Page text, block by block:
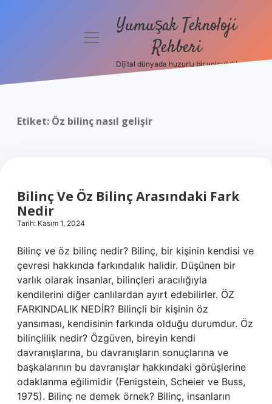
Politikası
menüyüYumuşak Teknoloji
Rehberi
Dijital dünyada huzurlu bir yolculuk!
Etiket: Öz bilinç nasıl gelişir
Bilinç Ve Öz Bilinç Arasındaki Fark
Nedir
Tarih: Kasım 1, 2024
Bilinç ve öz bilinç nedir? Bilinç, bir kişinin kendisi ve
çevresi hakkında farkındalık halidir. Düşünen bir
varlık olarak insanlar, bilinçleri aracılığıyla
kendilerini diğer canlılardan ayırt edebilirler. ÖZ
FARKINDALIK NEDİR? Bilinçli bir kişinin öz
yansıması, kendisinin farkında olduğu durumdur. Öz
bilinçlilik nedir? Özgüven, bireyin kendi
davranışlarına, bu davranışların sonuçlarına ve
başkalarının bu davranışlar hakkındaki görüşlerine
odaklanma eğilimidir (Fenigstein, Scheier ve Buss,
1975). Bilinç ne demek örnek? Bilinç, insanların